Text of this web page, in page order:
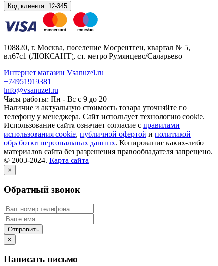
Код клиента: 12-345
108820, г. Москва, поселение Мосрентген, квартал № 5,
вл67с1 (ЛЮКСАНТ), ст. метро Румянцево/Саларьево
Интернет магазин Vsanuzel.ru
+74951919381
info@vsanuzel.ru
Часы работы: Пн - Вс с 9 до 20
Наличие и актуальную стоимость товара уточняйте по
телефону у менеджера. Сайт использует технологию cookie.
Использование сайта означает согласие с правилами
использования cookie, публичной офертой и политикой
обработки персональных данных. Копирование каких-либо
материалов сайта без разрешения правообладателя запрещено.
© 2003-2024. Карта сайта
×
Обратный звонок
×
Написать письмо